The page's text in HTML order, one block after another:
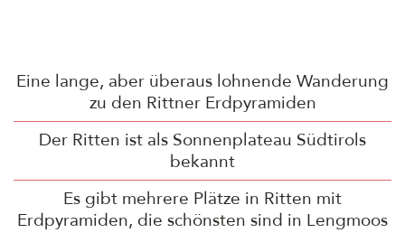
Eine lange, aber überaus lohnende Wanderung
zu den Rittner Erdpyramiden
Der Ritten ist als Sonnenplateau Südtirols
bekannt
Es gibt mehrere Plätze in Ritten mit
Erdpyramiden, die schönsten sind in Lengmoos